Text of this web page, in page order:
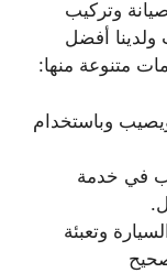
وتركيب
أفضل
متنوعة منها:
وباستخدام
في خدمة
وتعبئة